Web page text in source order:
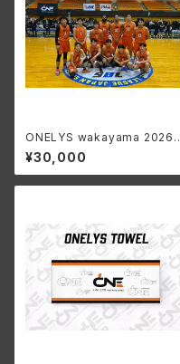
ONELYS wakayama 2026-
27 SEASON ファンクラブ P
LATINUM会員
¥30,000